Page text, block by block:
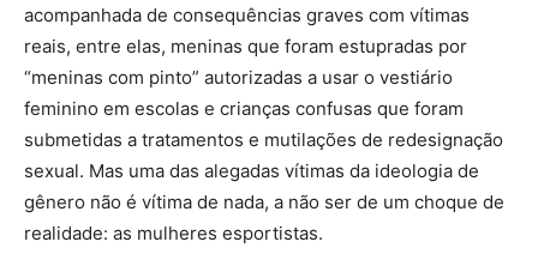
acompanhada de consequências graves com vítimas
reais, entre elas, meninas que foram estupradas por
“meninas com pinto” autorizadas a usar o vestiário
feminino em escolas e crianças confusas que foram
submetidas a tratamentos e mutilações de redesignação
sexual. Mas uma das alegadas vítimas da ideologia de
gênero não é vítima de nada, a não ser de um choque de
realidade: as mulheres esportistas.